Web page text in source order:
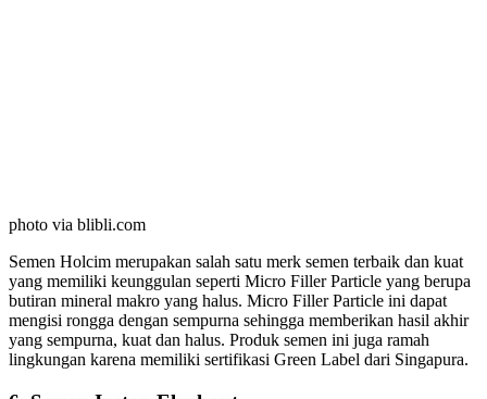
photo via blibli.com
Semen Holcim merupakan salah satu merk semen terbaik dan kuat
yang memiliki keunggulan seperti Micro Filler Particle yang berupa
butiran mineral makro yang halus. Micro Filler Particle ini dapat
mengisi rongga dengan sempurna sehingga memberikan hasil akhir
yang sempurna, kuat dan halus. Produk semen ini juga ramah
lingkungan karena memiliki sertifikasi Green Label dari Singapura.